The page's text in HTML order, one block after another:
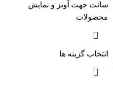
سانت جهت آویز و نمایش
محصولات
انتخاب گزینه ها